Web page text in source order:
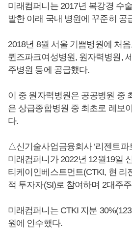
미래컴퍼니는 2017년 복강경 수
발한 이래 국내 병원에 꾸준히 공
2018년 8월 서울 기쁨병원에 처
퀸즈파크여성병원, 원자력병원,
주병원 등에 공급했다.
이 중 원자력병원은 공공병원 중
은 상급종합병원 중 최초로 레보
다.
△신기술사업금융회사 ‘리젠트파
미래컴퍼니가 2022년 12월19일
티케이인베스트먼트(CTKI, 현 리
적 투자자(SI)로 참여하며 2대주
미래컴퍼니는 CTKI 지분
원에 인수했다.